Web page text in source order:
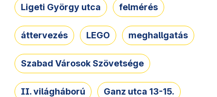
Ligeti György utca felmérés
áttervezés LEGO meghallgatás
Szabad Városok Szövetsége
II. világháború Ganz utca 13-15.